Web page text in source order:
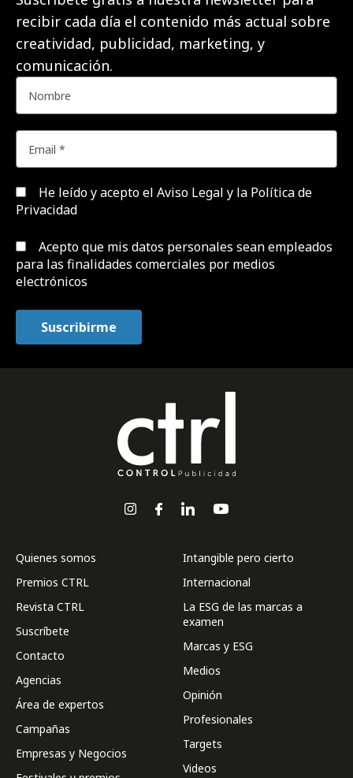
recibir cada día el contenido más actual sobre
creatividad, publicidad, marketing, y
comunicación.
He leído y acepto el Aviso Legal y la Política de
Privacidad
Acepto que mis datos personales sean empleados
para las finalidades comerciales por medios
electrónicos
Quienes somos
Premios CTRL
Revista CTRL
Suscríbete
Contacto
Agencias
Área de expertos
Campañas
Empresas y Negocios
Intangible pero cierto
Internacional
La ESG de las marcas a
examen
Marcas y ESG
Medios
Opinión
Profesionales
Targets
Videos